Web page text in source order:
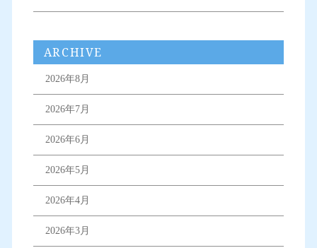
ARCHIVE
2026年8月
2026年7月
2026年6月
2026年5月
2026年4月
2026年3月